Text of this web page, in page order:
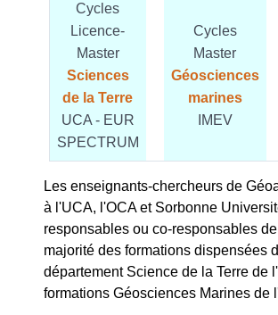
Cycles
Licence-
Master
Sciences
de la Terre
UCA - EUR
SPECTRUM
Cycles
Master
Géosciences
marines
IMEV
Les enseignants-chercheurs de
à l'UCA, l'OCA et Sorbonne
responsables ou co-responsables
majorité des formations dispensées
département Science de la Terre de
formations Géosciences Marines de